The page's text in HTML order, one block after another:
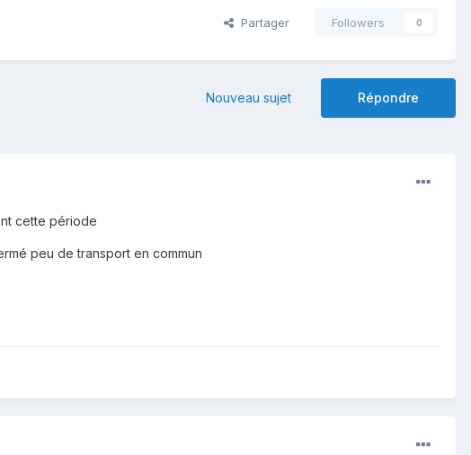
Partager Followers 0
Répondre
Nouveau sujet
cette période
peu de transport en commun